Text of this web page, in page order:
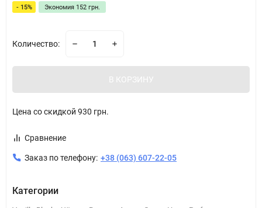
- 15% Экономия 152 грн.
Количество:
В КОРЗИНУ
Цена со скидкой 930 грн.
Сравнение
Заказ по телефону: +38 (063) 607-22-05
Категории